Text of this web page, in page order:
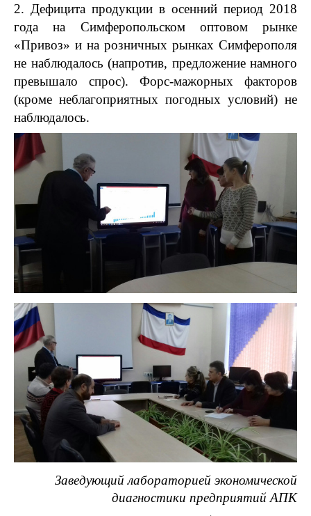
2. Дефицита продукции в осенний период 2018
года на Симферопольском оптовом рынке
«Привоз» и на розничных рынках Симферополя
не наблюдалось (напротив, предложение намного
превышало спрос). Форс-мажорных факторов
(кроме неблагоприятных погодных условий) не
наблюдалось.
Заведующий лабораторией экономической
диагностики предприятий АПК